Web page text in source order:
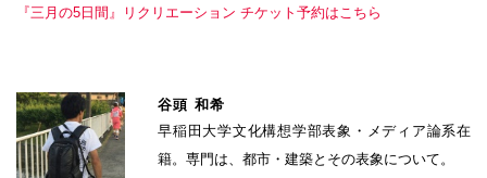
『三月の5日間』リクリエーション チケット予約はこちら
谷頭 和希
早稲田大学文化構想学部表象・メディア論系在
籍。専門は、都市・ 建築とその表象について。